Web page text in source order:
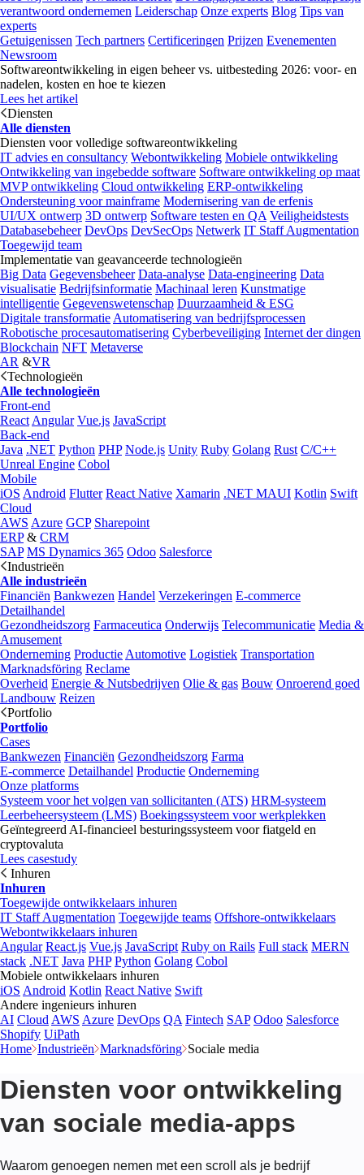
verantwoord ondernemen Leiderschap Onze experts Blog Tips van
experts
Getuigenissen Tech partners Certificeringen Prijzen Evenementen
Newsroom
Softwareontwikkeling in eigen beheer vs. uitbesteding 2026: voor- en
nadelen, kosten en hoe te kiezen
Lees het artikel
Diensten
Alle diensten
Diensten voor volledige softwareontwikkeling
IT advies en consultancy Webontwikkeling Mobiele ontwikkeling
Ontwikkeling van ingebedde software Software ontwikkeling op maat
MVP ontwikkeling Cloud ontwikkeling ERP-ontwikkeling
Ondersteuning voor mainframe Modernisering van de erfenis
UI/UX ontwerp 3D ontwerp Software testen en QA Veiligheidstests
Databasebeheer DevOps DevSecOps Netwerk IT Staff Augmentation
Toegewijd team
Implementatie van geavanceerde technologieën
Big Data Gegevensbeheer Data-analyse Data-engineering Data
visualisatie Bedrijfsinformatie Machinaal leren Kunstmatige
intelligentie Gegevenswetenschap Duurzaamheid & ESG
Digitale transformatie Automatisering van bedrijfsprocessen
Robotische procesautomatisering Cyberbeveiliging Internet der dingen
Blockchain NFT Metaverse
AR &VR
Technologieën
Alle technologieën
Front-end
React Angular Vue.js JavaScript
Back-end
Java .NET Python PHP Node.js Unity Ruby Golang Rust C/C++
Unreal Engine Cobol
Mobile
iOS Android Flutter React Native Xamarin .NET MAUI Kotlin Swift
Cloud
AWS Azure GCP Sharepoint
ERP& CRM
SAP MS Dynamics 365 Odoo Salesforce
Industrieën
Alle industrieën
Financiën Bankwezen Handel Verzekeringen E-commerce
Detailhandel
Gezondheidszorg Farmaceutica Onderwijs Telecommunicatie Media &
Amusement
Onderneming Productie Automotive Logistiek Transportation
Marknadsföring Reclame
Overheid Energie & Nutsbedrijven Olie & gas Bouw Onroerend goed
Landbouw Reizen
Portfolio
Portfolio
Cases
Bankwezen Financiën Gezondheidszorg Farma
E-commerce Detailhandel Productie Onderneming
Onze platforms
Systeem voor het volgen van sollicitanten (ATS) HRM-systeem
Leerbeheersysteem (LMS) Boekingssysteem voor werkplekken
Geïntegreerd AI-financieel besturingssysteem voor fiatgeld en
cryptovaluta
Lees casestudy
Inhuren
Inhuren
Toegewijde ontwikkelaars inhuren
IT Staff Augmentation Toegewijde teams Offshore-ontwikkelaars
Webontwikkelaars inhuren
Angular React.js Vue.js JavaScript Ruby on Rails Full stack MERN
stack .NET Java PHP Python Golang Cobol
Mobiele ontwikkelaars inhuren
iOS Android Kotlin React Native Swift
Andere ingenieurs inhuren
AI Cloud AWS Azure DevOps QA Fintech SAP Odoo Salesforce
Shopify UiPath
Home Industrieën Marknadsföring Sociale media
Diensten voor ontwikkeling
van sociale media-apps
Waarom genoegen nemen met een scroll als je bedrijf